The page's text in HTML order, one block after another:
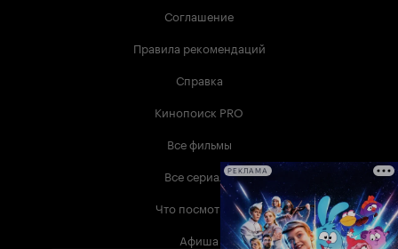
Соглашение
Правила рекомендаций
Справка
Кинопоиск PRO
Все фильмы
Все сериалы
Что посмотреть
Афиша
РЕКЛАМА